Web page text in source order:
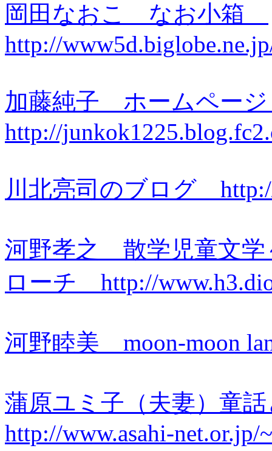
岡田なおこ なお小箱
http://
加藤純子 ホームペー
http://
川北亮司のブログ
河野孝之 散学児童文学
ローチ http://
河野睦美 moon-moon
蒲原ユミ子（夫妻）童
http://www.asahi-net.or.jp/